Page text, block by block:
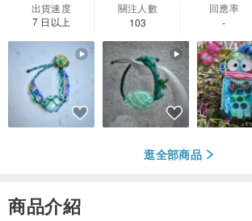
出貨速度
7 日以上
關注人數
103
回應率
-
逛全部商品
商品介紹